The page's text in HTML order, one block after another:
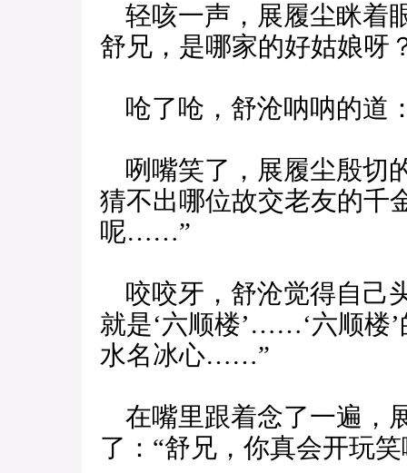
轻咳一声，展履尘眯着
舒兄，是哪家的好姑娘呀
呛了呛，舒沧呐呐的
咧嘴笑了，展履尘殷切
猜不出哪位故交老友的千
呢……”
咬咬牙，舒沧觉得自己
就是‘六顺楼’……‘六顺楼
水名冰心……”
在嘴里跟着念了一遍，
了：“舒兄，你真会开玩